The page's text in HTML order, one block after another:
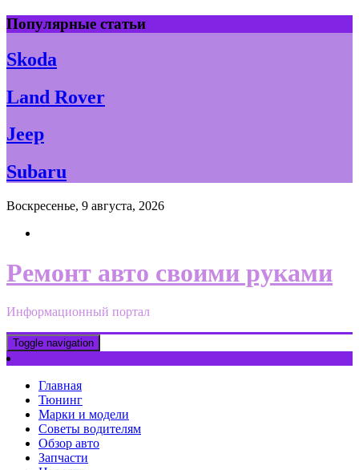
Skip
to
content
Популярные статьи
Skoda
Land Rover
Jeep
Subaru
Воскресенье, 9 августа, 2026
Ремонт авто своими руками
Информационный портал
Toggle navigation
Главная
Тюнинг
Марки и модели
Советы водителям
Обзор авто
Запчасти